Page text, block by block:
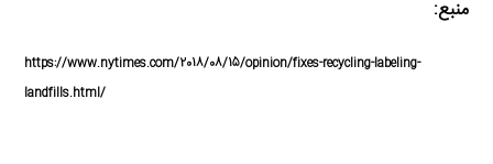
منبع:
https://www.nytimes.com/2018/08/15/opinion/fixes-recycling-labeling-
landfills.html/